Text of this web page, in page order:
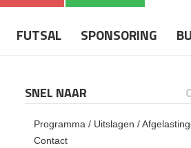
FUTSAL SPONSORING
SNEL NAAR
Programma / Uitslagen /
Contact